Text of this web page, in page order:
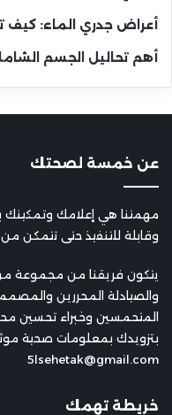
أعراض جدري الماء: كيف
أهم تحاليل الجسم
عن خمسة لصحتك
مهمتنا هي إعلامك
وقابلة للتنفيذ حتى تتمكن
يتكون فريقنا من مجموعة من
والصيادلة المحررين
المتحمسين وخبراء تحسين
بتزويدك بمعلومات صحية
5lsehetak@gmail.com
خريطة تهمك